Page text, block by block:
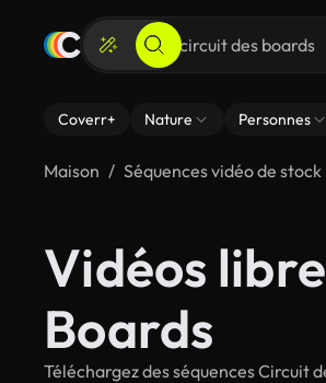
Coverr+ Nature Personnes
Maison Séquences vidéo de stock
Vidéos
Boards
Téléchargez des séquences Circuit